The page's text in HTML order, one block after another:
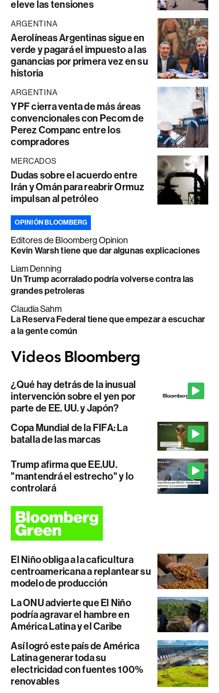
eleve las tensiones
ARGENTINA
Aerolíneas Argentinas sigue en
verde y pagará el impuesto a las
ganancias por primera vez en su
historia
ARGENTINA
YPF cierra venta de más áreas
convencionales con Pecom de
Perez Companc entre los
compradores
MERCADOS
Dudas sobre el acuerdo entre
Irán y Omán para reabrir Ormuz
impulsan al petróleo
OPINIÓN BLOOMBERG
Editores de Bloomberg Opinion
Kevin Warsh tiene que dar algunas explicaciones
Liam Denning
Un Trump acorralado podría volverse contra las
grandes petroleras
Claudia Sahm
La Reserva Federal tiene que empezar a escuchar
a la gente común
¿Qué hay detrás de la inusual
intervención sobre el yen por
parte de EE. UU. y Japón?
Copa Mundial de la FIFA: La
batalla de las marcas
Trump afirma que EE.UU.
"mantendrá el estrecho" y lo
controlará
El Niño obliga a la caficultura
centroamericana a replantear su
modelo de producción
La ONU advierte que El Niño
podría agravar el hambre en
América Latina y el Caribe
Así logró este país de América
Latina generar toda su
electricidad con fuentes 100%
renovables